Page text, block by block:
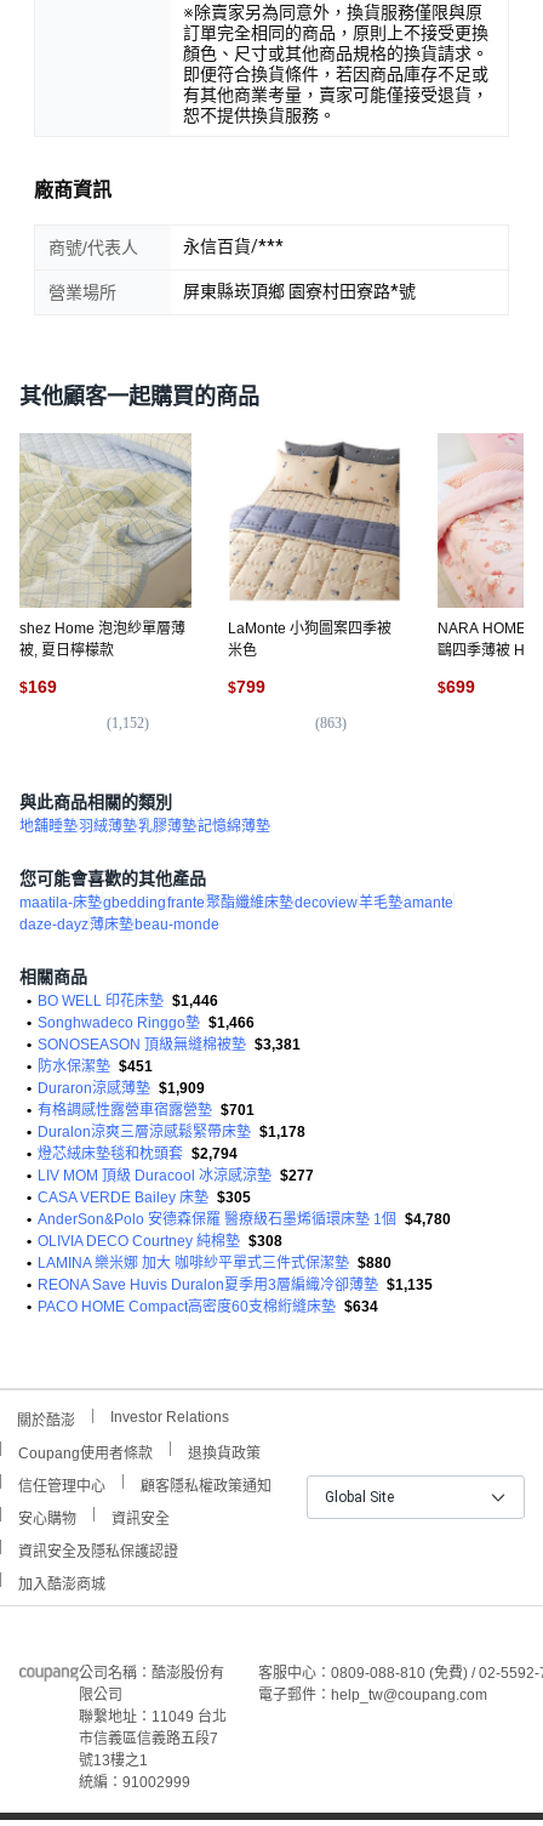
※除賣家另為同意外，換貨服務僅限與原
訂單完全相同的商品，原則上不接受更換
顏色、尺寸或其他商品規格的換貨請求。
即便符合換貨條件，若因商品庫存不足或
有其他商業考量，賣家可能僅接受退貨，
恕不提供換貨服務。
廠商資訊
商號/代表人 永信百貨/***
營業場所 屏東縣崁頂鄉 園寮村田寮路*號
其他顧客一起購買的商品
shez Home 泡泡紗單層薄
被, 夏日檸檬款
$169
(1,152)
LaMonte 小狗圖案四季被
米色
$799
(863)
NARA HOME
鷗四季薄被
Hello Kitty 新絲
$699
與此商品相關的類別
地舖睡墊羽絨薄墊乳膠薄墊記憶綿薄墊
您可能會喜歡的其他產品
maatila-床墊gbeddingfrante聚酯纖維床墊decoview羊毛墊amante
daze-dayz薄床墊beau-monde
相關商品
• BO WELL 印花床墊 $1,446
• Songhwadeco Ringgo墊 $1,466
• SONOSEASON 頂級無縫棉被墊 $3,381
• 防水保潔墊 $451
• Duraron涼感薄墊 $1,909
• 有格調感性露營車宿露營墊 $701
• Duralon涼爽三層涼感鬆緊帶床墊 $1,178
• 燈芯絨床墊毯和枕頭套 $2,794
• LIV MOM 頂級 Duracool 冰涼感涼墊 $277
• CASA VERDE Bailey 床墊 $305
• AnderSon&Polo 安德森保羅 醫療級石墨烯循環床墊 1個 $4,780
• OLIVIA DECO Courtney 純棉墊 $308
• LAMINA 樂米娜 加大 咖啡紗平單式三件式保潔墊 $880
• REONA Save Huvis Duralon夏季用3層編織冷卻薄墊 $1,135
• PACO HOME Compact高密度60支棉絎縫床墊 $634
關於酷澎 Investor Relations
Coupang使用者條款
退換貨政策
信任管理中心
顧客隱私權政策通知
安心購物
資訊安全
資訊安全及隱私保護認證
加入酷澎商城
Global Site
公司名稱：酷澎股份有
限公司
聯繫地址：11049 台北
市信義區信義路五段7
號13樓之1
統編：91002999
客服中心：0809-088-810 (免費) / 02-
電子郵件：help_tw@coupang.com